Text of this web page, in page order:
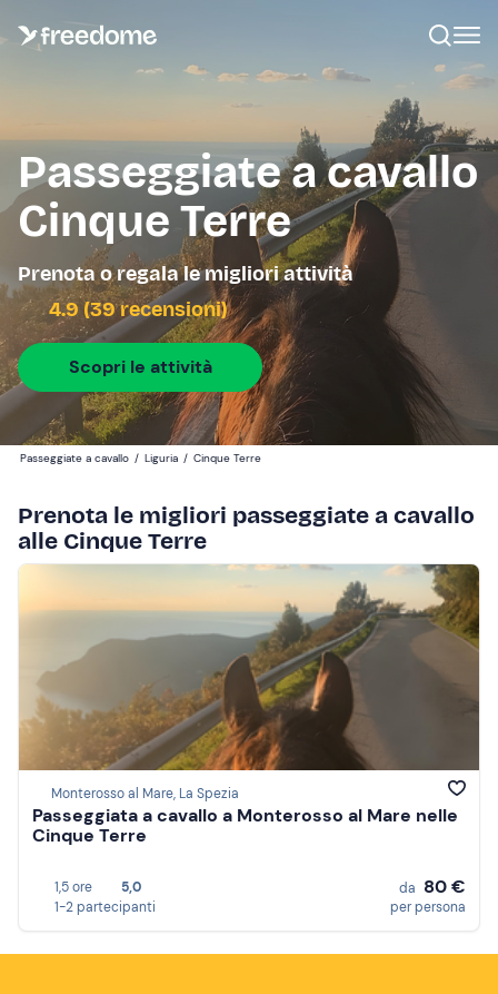
Passeggiate a cavallo
Cinque Terre
Prenota o regala le migliori attività
4.9 (39 recensioni)
Scopri le attività
Passeggiate a cavallo / Liguria / Cinque Terre
Prenota le migliori passeggiate a cavallo
alle Cinque Terre
Monterosso al Mare, La Spezia
Passeggiata a cavallo a Monterosso al Mare nelle
Cinque Terre
1,5 ore
5,0
1-2 partecipanti
da 80 €
per persona